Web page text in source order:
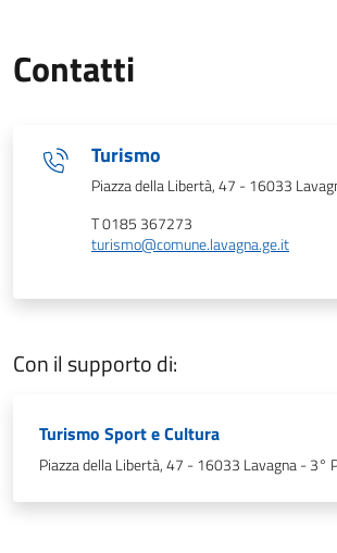
Contatti
Turismo
Piazza della Libertà, 47 - 16033
T 0185 367273
turismo@comune.lavagna.ge.it
Con il supporto di:
Turismo Sport e Cultura
Piazza della Libertà, 47 - 16033 Lavagna - 3°